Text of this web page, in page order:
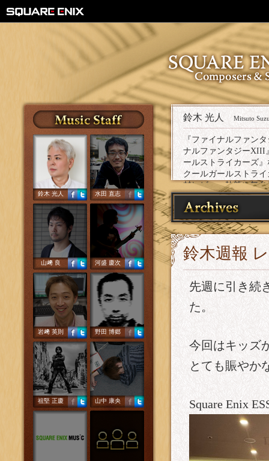
鈴木 光人 水田 直志
山﨑 良 河盛 慶次
岩﨑 英則 野田 博郷
祖堅 正慶 山中 康央
鈴木 光人 Mitsuto
『ファイナルファン
ナルファンタジーXIII
ールストライカーズ
クールガールストラ
材レビュー執筆や舞
る。
鈴木週報
先週に引き続
た。
今回はキッズ
とても賑やか
Square Enix